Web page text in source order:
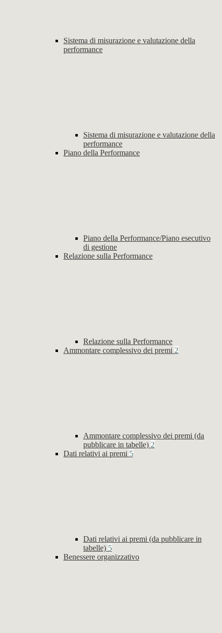
Sistema di misurazione e valutazione della
performance
Sistema di misurazione e valutazione della
performance
Piano della Performance
Piano della Performance/Piano esecutivo
di gestione
Relazione sulla Performance
Relazione sulla Performance
Ammontare complessivo dei premi 2
Ammontare complessivo dei premi (da
pubblicare in tabelle) 2
Dati relativi ai premi 5
Dati relativi ai premi (da pubblicare in
tabelle) 5
Benessere organizzativo